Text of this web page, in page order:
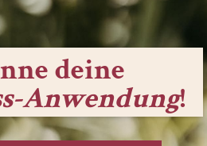
deine
Anwendung!